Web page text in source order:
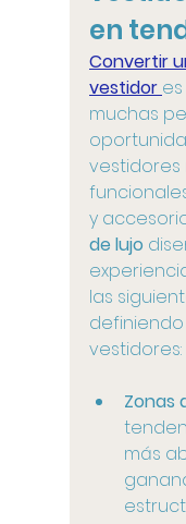
en
Convertir
vestidor
muchas
vestidores
y
de lujo
las
vestidores:
Zonas
más